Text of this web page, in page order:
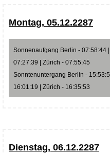
Montag, 05.12.2287
Sonnenaufgang Berlin - 07:58:44
07:27:39 | Zürich - 07:55:45
Sonntenuntergang Berlin -
16:01:19 | Zürich - 16:35:53
Dienstag, 06.12.2287